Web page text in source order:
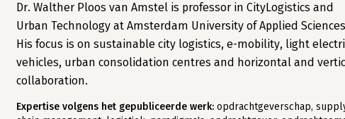
Dr. Walther Ploos van Amstel is professor in CityLogistics and
Urban Technology at Amsterdam University of Applied
His focus is on sustainable city logistics, e-mobility, light
vehicles, urban consolidation centres and horizontal and
collaboration.
Expertise volgens het gepubliceerde werk: opdrachtgeverschap,